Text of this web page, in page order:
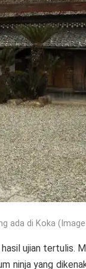
ada di Koka
ujian tertulis.
ninja yang